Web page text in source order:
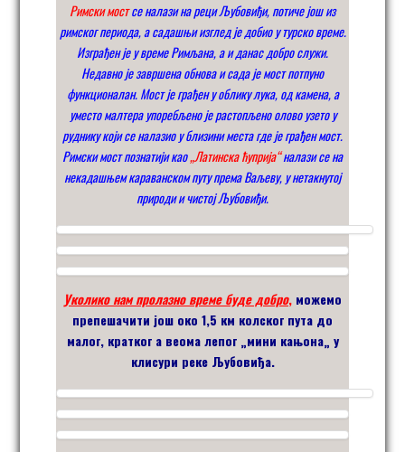
Римски мостсе налазина реци Љубовиђи, потиче још из
римског периода, а садашњи изглед је добио у турско време.
Изграђен је у време Римљана, а и данас добро служи.
Недавно је завршена обнова и сада је мост потпуно
функционалан. Мост је грађен у облику лука, од камена, а
уместо малтера упоребљено је растопљено олово узето у
руднику који се налазио у близини места где је грађен мост.
Римски мост познатији као„Латинска ћуприја“налази се на
некадашњем караванском путу према Ваљеву, у нетакнутој
природи и чистој Љубовиђи.
Уколико нам пролазно време буде добро, можемо
препешачити још око 1,5 км колског пута до
малог, кратког а веома лепог „мини кањона„ у
клисури реке Љубовиђа.